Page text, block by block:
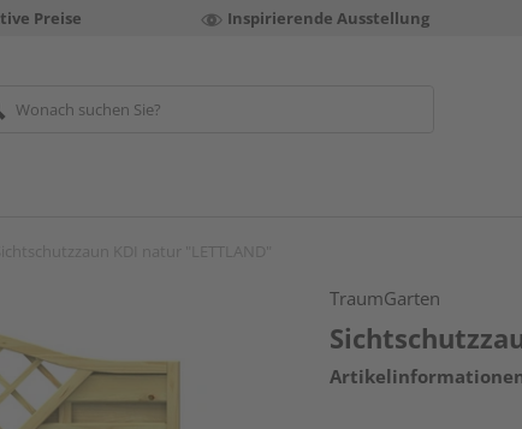
Preise Inspirierende Ausstellung
TraumGarten